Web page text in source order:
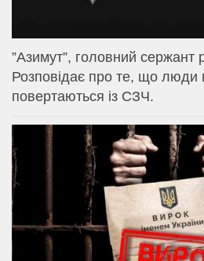
⁨”Азимут”, головний
Розповідає про те, що люди
повертаються із СЗЧ.